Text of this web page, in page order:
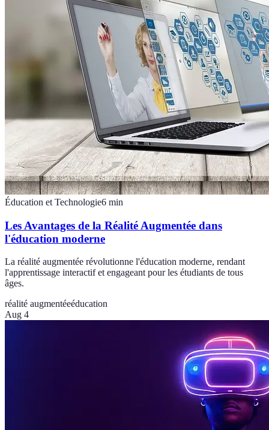
Éducation et Technologie6 min
Les Avantages de la Réalité Augmentée dans
l'éducation moderne
La réalité augmentée révolutionne l'éducation moderne, rendant
l'apprentissage interactif et engageant pour les étudiants de tous
âges.
réalité augmentéeéducation
Aug 4